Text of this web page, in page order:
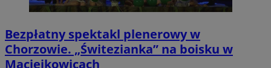
Bezpłatny spektakl plenerowy w
Chorzowie. „Świtezianka” na boisku w
Maciejkowicach